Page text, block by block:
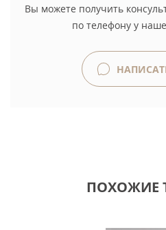
Вы можете получить
по телефону у
ПОХОЖИЕ